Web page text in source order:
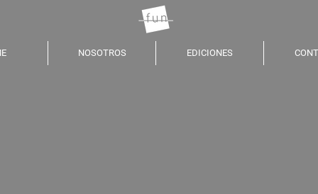
NOSOTROS EDICIONES